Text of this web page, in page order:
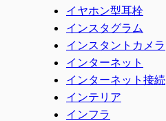
イヤホン型耳栓
インスタグラム
インスタントカメラ
インターネット
インターネット接続
インテリア
インフラ